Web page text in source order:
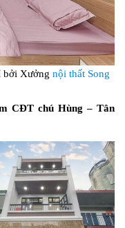
bởi Xưởng nội thất Song
CĐT chú Hùng – Tân